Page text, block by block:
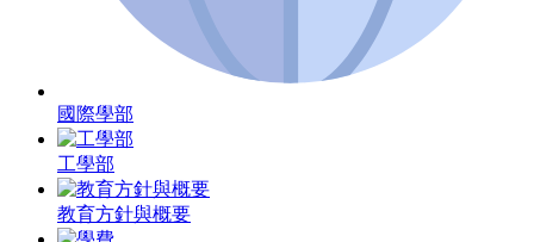
國際學部
工學部
教育方針與概要